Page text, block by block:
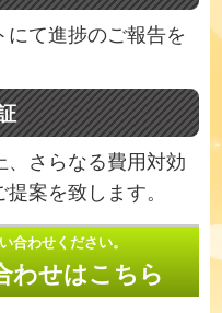
て進捗のご報告を
、さらなる費用対効
案を致します。
合わせください。
わせはこちら